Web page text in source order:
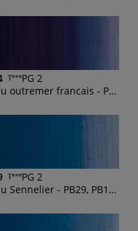
PG 2
Bleu outremer francais - PB29
PG 2
Bleu Sennelier - PB29, PB15:6